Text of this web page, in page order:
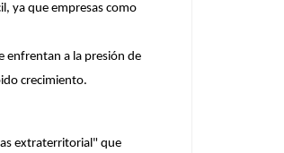
ya que empresas como
enfrentan a la presión de
crecimiento.
extraterritorial" que